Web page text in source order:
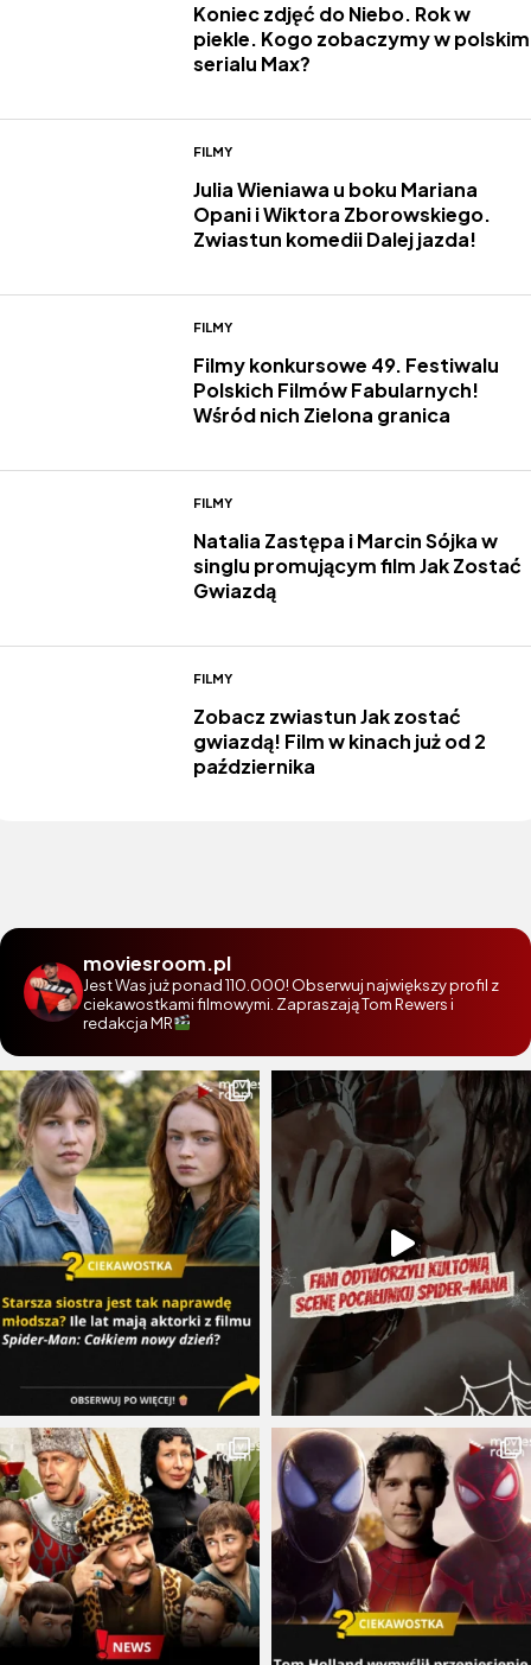
Koniec zdjęć do Niebo. Rok w
piekle. Kogo zobaczymy w polskim
serialu Max?
FILMY
Julia Wieniawa u boku Mariana
Opani i Wiktora Zborowskiego.
Zwiastun komedii Dalej jazda!
FILMY
Filmy konkursowe 49. Festiwalu
Polskich Filmów Fabularnych!
Wśród nich Zielona granica
FILMY
Natalia Zastępa i Marcin Sójka w
singlu promującym film Jak Zostać
Gwiazdą
FILMY
Zobacz zwiastun Jak zostać
gwiazdą! Film w kinach już od 2
października
moviesroom.pl
Jest Was już ponad 110.000! Obserwuj największy profil z
ciekawostkami filmowymi. Zapraszają Tom Rewers i
redakcja MR